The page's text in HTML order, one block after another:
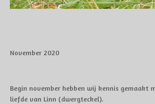
November 2020
Begin november hebben wij kennis gemaakt
liefde van Linn (dwergteckel).